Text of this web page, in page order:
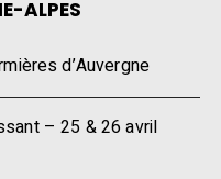
ALPES
d’Auvergne
– 25 & 26 avril